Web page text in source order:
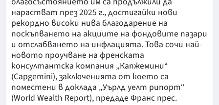
нарастват през 2025 г., достигайки нови
рекордно високи нива благодарение на
поскъпването на акциите на фондовите пазари
и отслабването на инфлацията. Това сочи най-
новото проучване на френската
консултантска компания „Капжемини“
(Capgemini), заключенията от което са
поместени в доклада „Уърлд уелт рипорт“
(World Wealth Report), предаде Франс прес.